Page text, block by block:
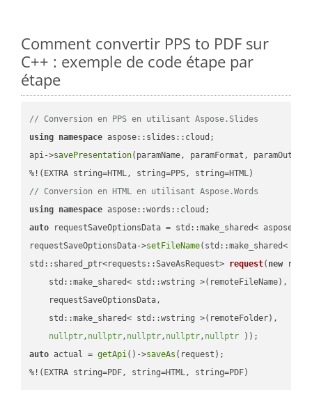
Comment convertir PPS to PDF sur
C++ : exemple de code étape par
étape
// Conversion en PPS en utilisant Aspose.Slides
using namespace aspose::slides::cloud;
api->savePresentation(paramName, paramFormat,
// Conversion en HTML en utilisant Aspose.Words
using namespace
auto requestSaveOptionsData = std::make_shared<
requestSaveOptionsData->setFileName(std::make_shared<
std::shared_ptr<requests::SaveAsRequest> request( new
    std::make_shared< std::wstring >(remoteFileName),
    requestSaveOptionsData,
    std::make_shared< std::wstring >(remoteFolder),
nullptr, nullptr, nullptr, nullptr, nullptr ))
auto actual = getApi()->saveAs (request);
%!(EXTRA string=PDF, string=HTML, string=PDF)